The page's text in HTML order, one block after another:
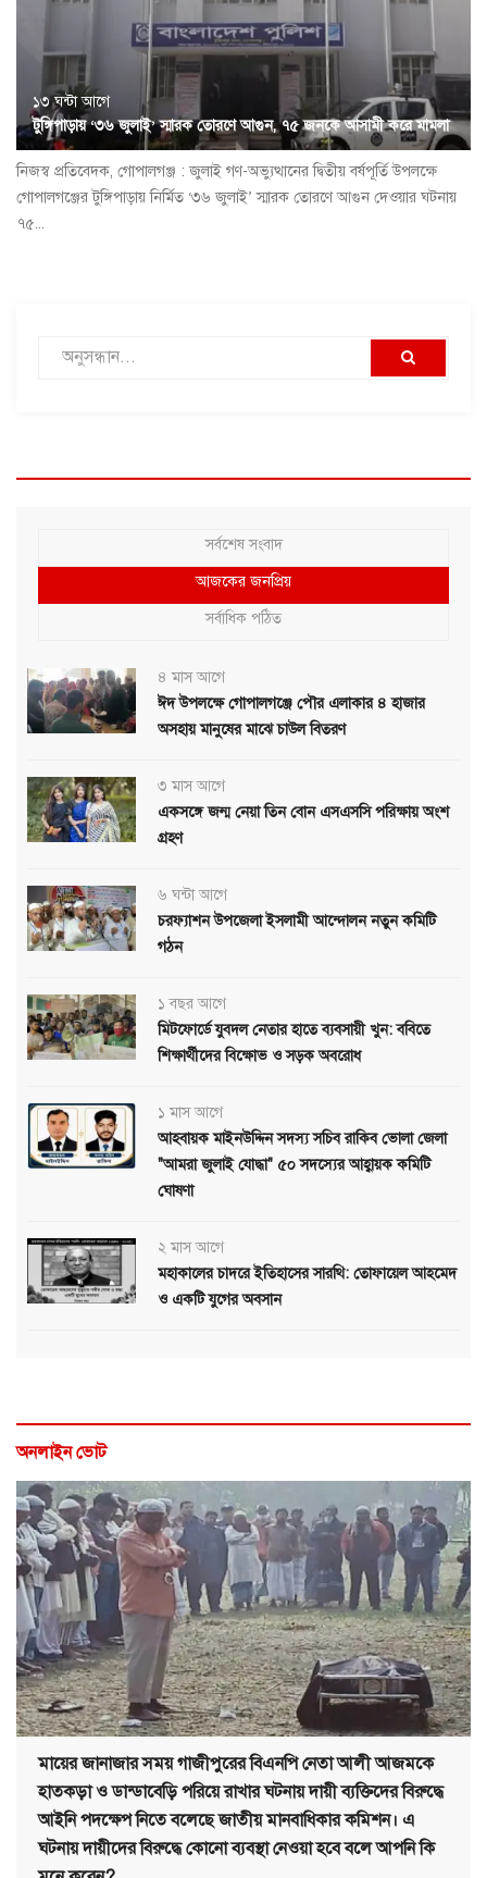
১৩ ঘন্টা আগে
টুঙ্গিপাড়ায় ‘৩৬ জুলাই’ স্মারক তোরণে আগুন, ৭৫ জনকে আসামী করে মামলা
নিজস্ব প্রতিবেদক, গোপালগঞ্জ : জুলাই গণ-অভ্যুত্থানের দ্বিতীয় বর্ষপূর্তি উপলক্ষে
গোপালগঞ্জের টুঙ্গিপাড়ায় নির্মিত ‘৩৬ জুলাই’ স্মারক তোরণে আগুন দেওয়ার ঘটনায়
৭৫...
সর্বশেষ সংবাদ
আজকের জনপ্রিয়
সর্বাধিক পঠিত
৪ মাস আগে
ঈদ উপলক্ষে গোপালগঞ্জে পৌর এলাকার ৪ হাজার
অসহায় মানুষের মাঝে চাউল বিতরণ
৩ মাস আগে
একসঙ্গে জন্ম নেয়া তিন বোন এসএসসি পরিক্ষায় অংশ
গ্রহণ
৬ ঘন্টা আগে
চরফ্যাশন উপজেলা ইসলামী আন্দোলন নতুন কমিটি
গঠন
১ বছর আগে
মিটফোর্ডে যুবদল নেতার হাতে ব্যবসায়ী খুন: ববিতে
শিক্ষার্থীদের বিক্ষোভ ও সড়ক অবরোধ
১ মাস আগে
আহবায়ক মাইনউদ্দিন সদস্য সচিব রাকিব ভোলা জেলা
"আমরা জুলাই যোদ্ধা" ৫০ সদস্যের আহ্বায়ক কমিটি
ঘোষণা
২ মাস আগে
মহাকালের চাদরে ইতিহাসের সারথি: তোফায়েল আহমেদ
ও একটি যুগের অবসান
অনলাইন ভোট
মায়ের জানাজার সময় গাজীপুরের বিএনপি নেতা আলী আজমকে
হাতকড়া ও ডান্ডাবেড়ি পরিয়ে রাখার ঘটনায় দায়ী ব্যক্তিদের বিরুদ্ধে
আইনি পদক্ষেপ নিতে বলেছে জাতীয় মানবাধিকার কমিশন। এ
ঘটনায় দায়ীদের বিরুদ্ধে কোনো ব্যবস্থা নেওয়া হবে বলে আপনি কি